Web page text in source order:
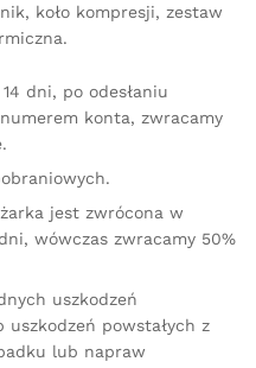
koło kompresji, zestaw
dni, po odesłaniu
konta, zwracamy
jest zwrócona w
wówczas zwracamy 50%
uszkodzeń
powstałych z
lub napraw